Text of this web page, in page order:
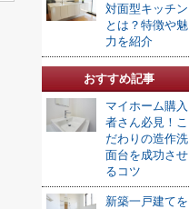
対面型キッチン
とは？特徴や魅
力を紹介
おすすめ記事
マイホーム購入
者さん必見！こ
だわりの造作洗
面台を成功させ
るコツ
新築一戸建てを